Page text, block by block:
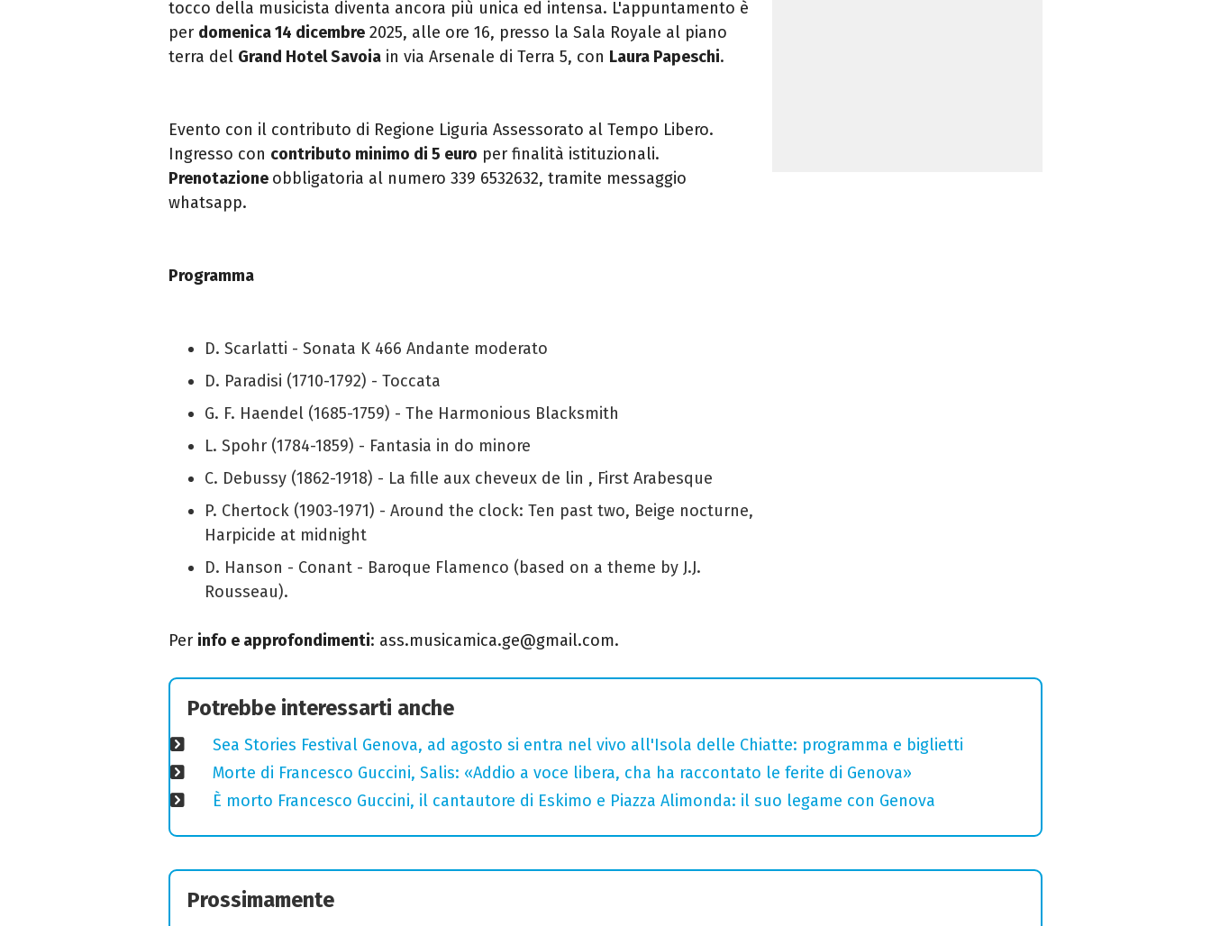
tocco della musicista diventa ancora più unica ed intensa. L'appuntamento è
per domenica 14 dicembre 2025, alle ore 16, presso la Sala Royale al piano
terra del Grand HotelSavoia in via Arsenale di Terra 5, con Laura Papeschi.
Evento con il contributo di Regione Liguria Assessorato al Tempo Libero.
Ingresso con contributo minimo di 5 euro per finalità istituzionali.
Prenotazione obbligatoria al numero 339 6532632, tramite messaggio
whatsapp.
Programma
D. Scarlatti - Sonata K 466 Andante moderato
D. Paradisi (1710-1792) - Toccata
G. F. Haendel (1685-1759) - The Harmonious Blacksmith
L. Spohr (1784-1859) - Fantasia in do minore
C. Debussy (1862-1918) - La fille aux cheveux de lin , First Arabesque
P. Chertock (1903-1971) - Around the clock: Ten past two, Beige nocturne,
Harpicide at midnight
D. Hanson - Conant - Baroque Flamenco (based on a theme by J.J.
Rousseau).
Per info e approfondimenti: ass.musicamica.ge@gmail.com.
Potrebbe interessarti anche
Sea Stories Festival Genova, ad agosto si entra nel vivo all'Isola delle Chiatte: programma e biglietti
Morte di Francesco Guccini, Salis: «Addio a voce libera, cha ha raccontato le ferite di Genova»
È morto Francesco Guccini, il cantautore di Eskimo e Piazza Alimonda: il suo legame con Genova
Prossimamente